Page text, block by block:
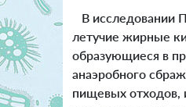
В исследовании
летучие жирные
образующиеся в
анаэробного
пищевых отходов,